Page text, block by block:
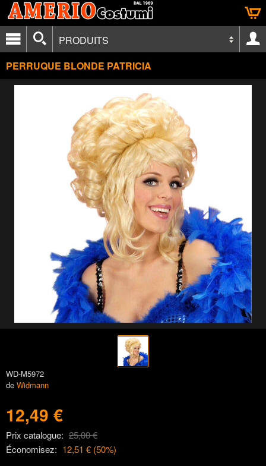
PRODUITS
PERRUQUE BLONDE PATRICIA
WD-M5972
de Widmann
12,49 €
Prix catalogue: 25,00 €
Économisez: 12,51 € (50%)